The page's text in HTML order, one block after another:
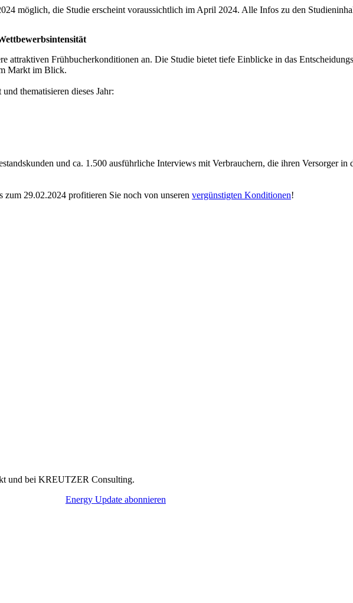
möglich, die Studie erscheint voraussichtlich im April 2024. Alle Infos zu den
attraktiven Frühbucherkonditionen an. Die Studie bietet tiefe Einblicke in das
Markt im Blick.
thematisieren dieses Jahr:
und ca. 1.500 ausführliche Interviews mit Verbrauchern, die ihren Versorger in
29.02.2024 profitieren Sie noch von unseren vergünstigten Konditionen!
und bei KREUTZER Consulting.
Energy Update abonnieren